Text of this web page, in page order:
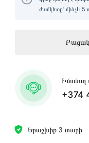
Երաշխիք 3 տարի
ժամկետը՝ մինչև 5
Իմանալ
+374